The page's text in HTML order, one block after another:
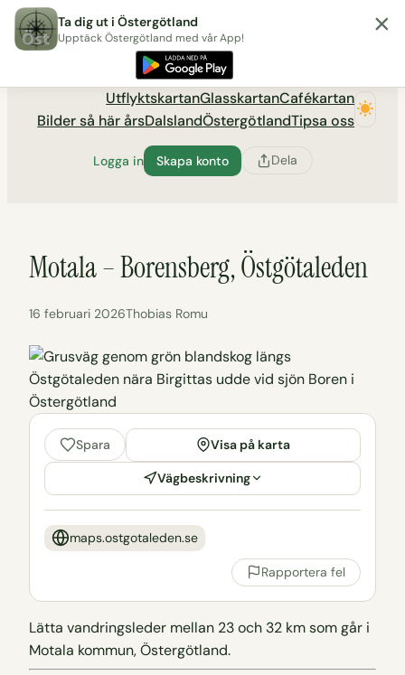
Hoppa
till
Utflyktsportalen tadigut.nu
UtflyktskartanGlasskartanCafékartan
Bilder så här årsDalslandÖstergötlandTipsa oss
Logga in Skapa konto Dela
Motala – Borensberg, Östgötaleden
16 februari 2026Thobias Romu
Spara Visa på karta
Vägbeskrivning
maps.ostgotaleden.se
Rapportera fel
Lätta vandringsleder mellan 23 och 32 km som går i
Motala kommun, Östergötland.
Ta dig ut i Östergötland
Upptäck Östergötland med vår App! ×